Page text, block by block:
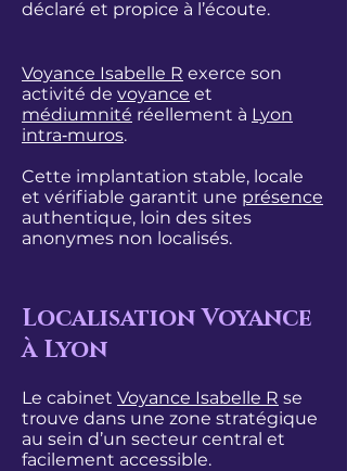
déclaré et propice à l’écoute.
Voyance Isabelle R exerce son
activité de voyance et
médiumnité réellement à Lyon
intra‑muros.
Cette implantation stable, locale
et vérifiable garantit une présence
authentique, loin des sites
anonymes non localisés.​
Localisation Voyance
à Lyon
Le cabinet Voyance Isabelle R se
trouve dans une zone stratégique
au sein d’un secteur central et
facilement accessible.